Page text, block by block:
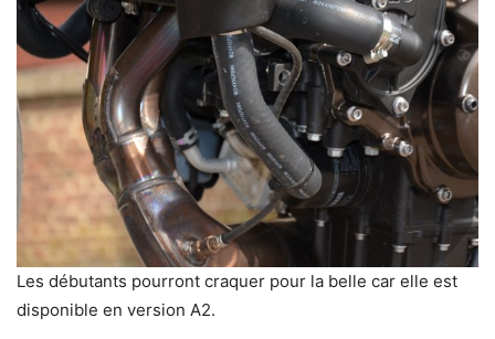
Les débutants pourront craquer pour la belle car elle est
disponible en version A2.